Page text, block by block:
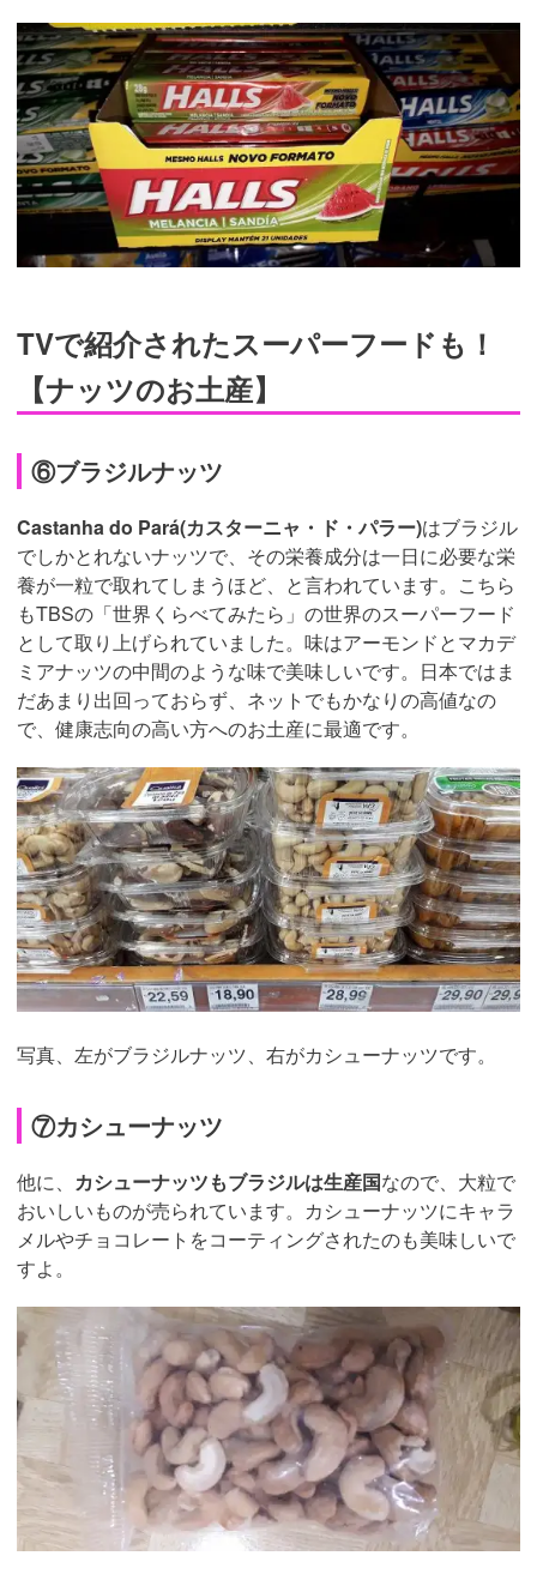
TVで紹介されたスーパーフードも！
【ナッツのお土産】
⑥ブラジルナッツ
Castanha do Pará(カスターニャ・ド・パラー)はブラジル
でしかとれないナッツで、その栄養成分は一日に必要な栄
養が一粒で取れてしまうほど、と言われています。こちら
もTBSの「世界くらべてみたら」の世界のスーパーフード
として取り上げられていました。味はアーモンドとマカデ
ミアナッツの中間のような味で美味しいです。日本ではま
だあまり出回っておらず、ネットでもかなりの高値なの
で、健康志向の高い方へのお土産に最適です。
写真、左がブラジルナッツ、右がカシューナッツです。
⑦カシューナッツ
他に、 カシューナッツもブラジルは生産国なので、大粒で
おいしいものが売られています。カシューナッツにキャラ
メルやチョコレートをコーティングされたのも美味しいで
すよ。